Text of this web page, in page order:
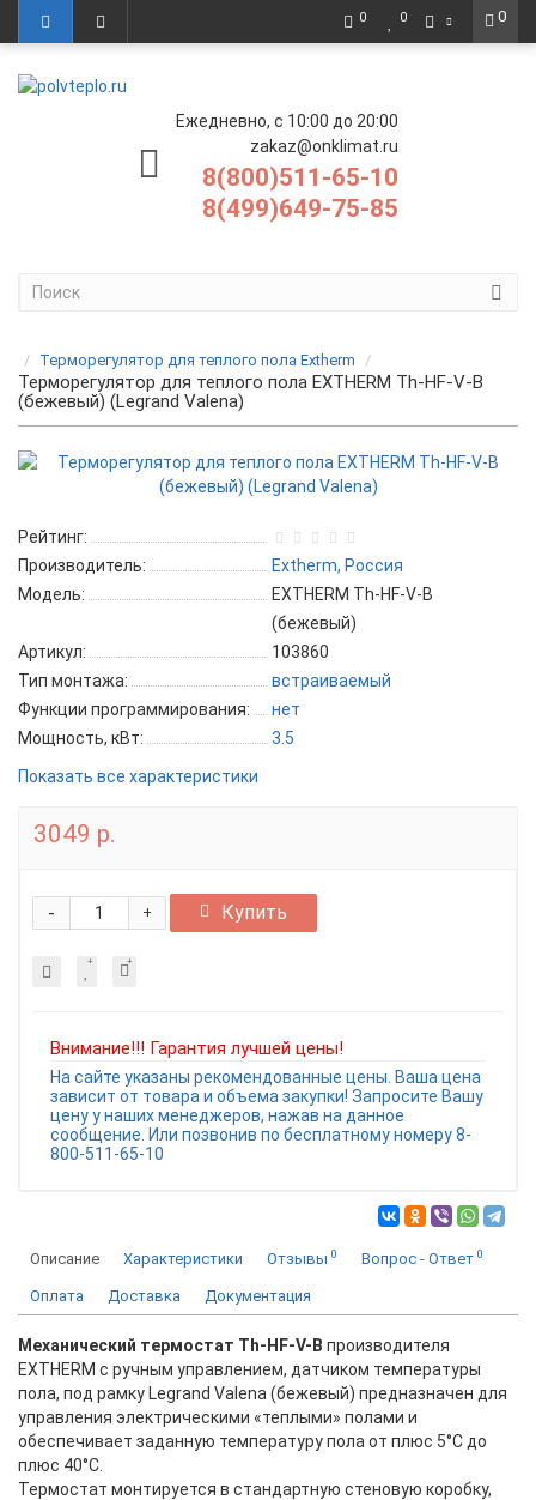
0
0 0
Ежедневно, с 10:00 до 20:00
zakaz@onklimat.ru
8(800)511-65-10
8(499)649-75-85
Терморегулятор для теплого пола Extherm
Терморегулятор для теплого пола EXTHERM Th-HF-V-B
(бежевый) (Legrand Valena)
Рейтинг:
Производитель:
Extherm, Россия
Модель:
EXTHERM Th-HF-V-B
(бежевый)
Артикул:
103860
Тип монтажа:
встраиваемый
Функции программирования:
нет
Мощность, кВт:
3.5
Показать все характеристики
3049 р.
+
- Купить
Внимание!!! Гарантия лучшей цены!
На сайте указаны рекомендованные цены. Ваша цена
зависит от товара и объема закупки! Запросите Вашу
цену у наших менеджеров, нажав на данное
сообщение. Или позвонив по бесплатному номеру 8-
800-511-65-10
Описание Характеристики Отзывы 0 Вопрос - Ответ 0
Оплата Доставка Документация
Механический термостат Th-HF-V-B производителя
EXTHERM с ручным управлением, датчиком температуры
пола, под рамку Legrand Valena (бежевый) предназначен для
управления электрическими «теплыми» полами и
обеспечивает заданную температуру пола от плюс 5°С до
плюс 40°С.
Термостат монтируется в стандартную стеновую коробку,